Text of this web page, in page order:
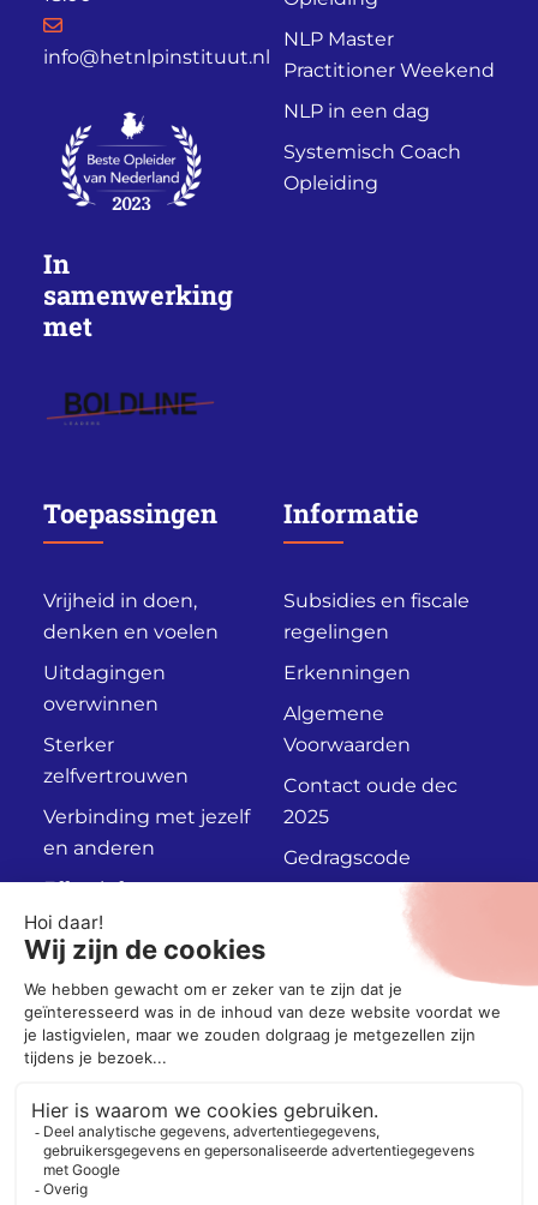
info@hetnlpinstituut.nl
In
samenwerking
met
NLP Master
Practitioner Weekend
NLP in een dag
Systemisch Coach
Opleiding
Toepassingen
Vrijheid in doen,
denken en voelen
Uitdagingen
overwinnen
Sterker
zelfvertrouwen
Verbinding met jezelf
en anderen
Effectief
communiceren
Informatie
Subsidies en fiscale
regelingen
Erkenningen
Algemene
Voorwaarden
Contact oude dec
2025
Gedragscode
Socials